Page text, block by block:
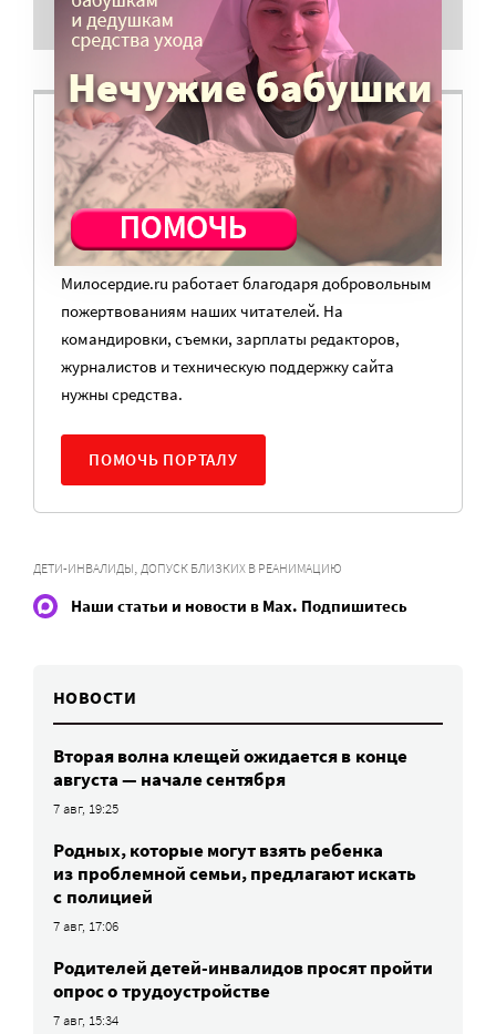
пост», — сообщил он.
ВАМ ВАЖНО, ЧТОБЫ РАЗГОВОР НА ЭТУ
ТЕМУ ПРОДОЛЖИЛСЯ? ПОДДЕРЖИТЕ
ПОРТАЛ!
Мы просим подписаться на небольшой, но
регулярный платеж в пользу нашего сайта.
Милосердие.ru работает благодаря добровольным
пожертвованиям наших читателей. На
командировки, съемки, зарплаты редакторов,
журналистов и техническую поддержку сайта
нужны средства.
ПОМОЧЬ ПОРТАЛУ
ДЕТИ-ИНВАЛИДЫ ДОПУСК БЛИЗКИХ В РЕАНИМАЦИЮ
Наши статьи и новости в Max. Подпишитесь
НОВОСТИ
Вторая волна клещей ожидается в конце
августа — начале сентября
7 авг, 19:25
Родных, которые могут взять ребенка
из проблемной семьи, предлагают искать
с полицией
7 авг, 17:06
Родителей детей-инвалидов просят пройти
опрос о трудоустройстве
7 авг, 15:34